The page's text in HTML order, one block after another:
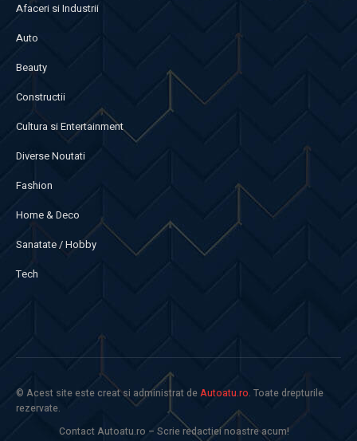
Afaceri si Industrii
Auto
Beauty
Constructii
Cultura si Entertainment
Diverse Noutati
Fashion
Home & Deco
Sanatate / Hobby
Tech
© Acest site este creat si administrat deAutoatu.ro. Toate drepturile
rezervate.
Contact Autoatu.ro – Scrie redactiei noastre acum!